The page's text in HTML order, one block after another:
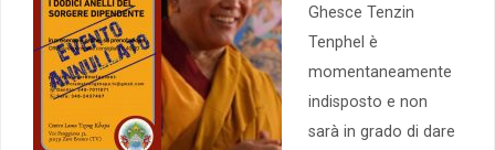
Ghesce Tenzin
Tenphel è
momentaneamente
indisposto e non
sarà in grado di dare